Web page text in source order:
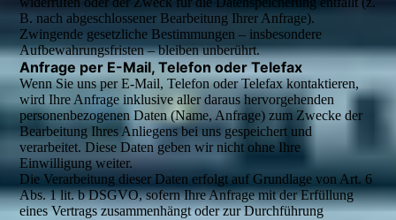
B. nach abgeschlossener Bearbeitung Ihrer Anfrage).
Zwingende gesetzliche Bestimmungen – insbesondere
Aufbewahrungsfristen – bleiben unberührt.
Anfrage per E-Mail, Telefon oder Telefax
Wenn Sie uns per E-Mail, Telefon oder Telefax kontaktieren,
wird Ihre Anfrage inklusive aller daraus hervorgehenden
personenbezogenen Daten (Name, Anfrage) zum Zwecke der
Bearbeitung Ihres Anliegens bei uns gespeichert und
verarbeitet. Diese Daten geben wir nicht ohne Ihre
Einwilligung weiter.
Die Verarbeitung dieser Daten erfolgt auf Grundlage von Art. 6
Abs. 1 lit. b DSGVO, sofern Ihre Anfrage mit der Erfüllung
eines Vertrags zusammenhängt oder zur Durchführung